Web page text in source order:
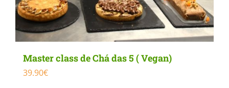
product
page
Master class de Chá das 5 ( Vegan)
39.90€